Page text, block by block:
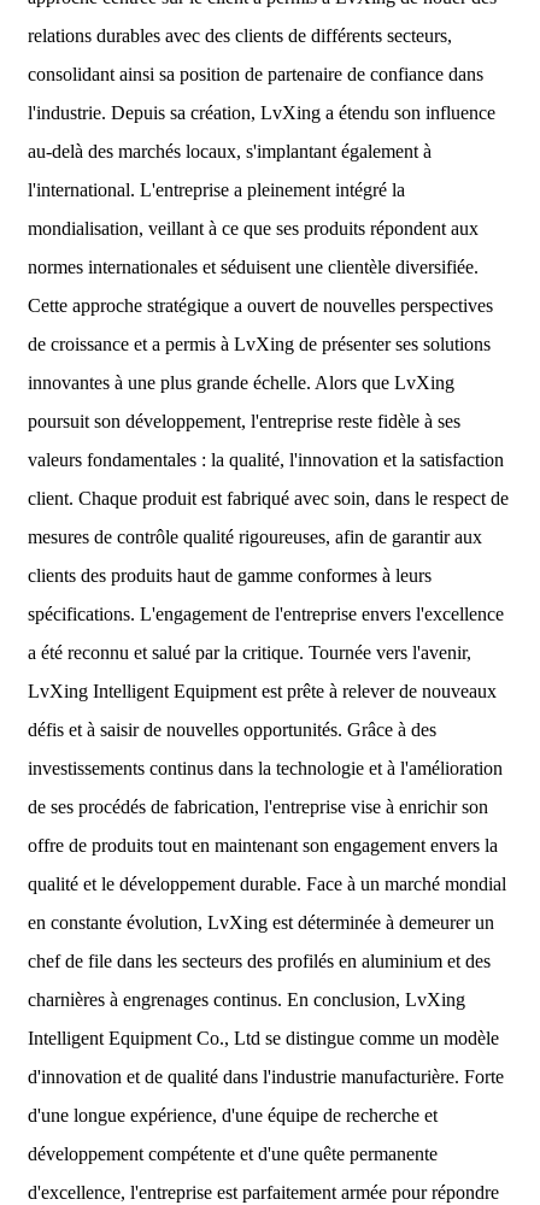
relations durables avec des clients de différents secteurs,
consolidant ainsi sa position de partenaire de confiance dans
l'industrie. Depuis sa création, LvXing a étendu son influence
au-delà des marchés locaux, s'implantant également à
l'international. L'entreprise a pleinement intégré la
mondialisation, veillant à ce que ses produits répondent aux
normes internationales et séduisent une clientèle diversifiée.
Cette approche stratégique a ouvert de nouvelles perspectives
de croissance et a permis à LvXing de présenter ses solutions
innovantes à une plus grande échelle. Alors que LvXing
poursuit son développement, l'entreprise reste fidèle à ses
valeurs fondamentales : la qualité, l'innovation et la satisfaction
client. Chaque produit est fabriqué avec soin, dans le respect de
mesures de contrôle qualité rigoureuses, afin de garantir aux
clients des produits haut de gamme conformes à leurs
spécifications. L'engagement de l'entreprise envers l'excellence
a été reconnu et salué par la critique. Tournée vers l'avenir,
LvXing Intelligent Equipment est prête à relever de nouveaux
défis et à saisir de nouvelles opportunités. Grâce à des
investissements continus dans la technologie et à l'amélioration
de ses procédés de fabrication, l'entreprise vise à enrichir son
offre de produits tout en maintenant son engagement envers la
qualité et le développement durable. Face à un marché mondial
en constante évolution, LvXing est déterminée à demeurer un
chef de file dans les secteurs des profilés en aluminium et des
charnières à engrenages continus. En conclusion, LvXing
Intelligent Equipment Co., Ltd se distingue comme un modèle
d'innovation et de qualité dans l'industrie manufacturière. Forte
d'une longue expérience, d'une équipe de recherche et
développement compétente et d'une quête permanente
d'excellence, l'entreprise est parfaitement armée pour répondre